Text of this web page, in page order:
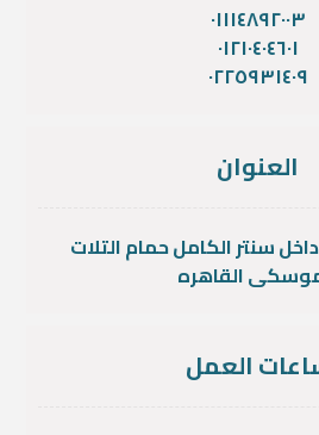
٠١١١٤٨٩٢٠٠٣
٠١٢١٠٤٠٤٦٠١
٠٢٢٥٩٣١٤٠٩
العنوان
سنتر الكامل حمام التلات
القاهره
العمل